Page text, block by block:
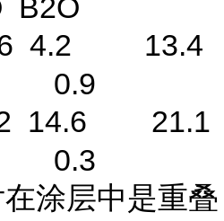
B2O
4.2 13.4
0.9
14.6 21.1
0.3
涂层中是重叠